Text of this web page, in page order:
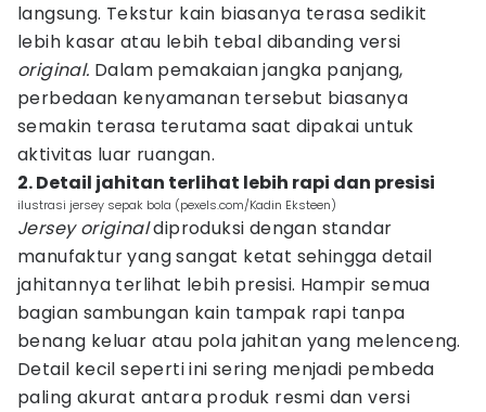
langsung. Tekstur kain biasanya terasa sedikit
lebih kasar atau lebih tebal dibanding versi
original. Dalam pemakaian jangka panjang,
perbedaan kenyamanan tersebut biasanya
semakin terasa terutama saat dipakai untuk
aktivitas luar ruangan.
2. Detail jahitan terlihat lebih rapi dan presisi
ilustrasi jersey sepak bola (pexels.com/Kadin Eksteen)
Jersey originaldiproduksi dengan standar
manufaktur yang sangat ketat sehingga detail
jahitannya terlihat lebih presisi. Hampir semua
bagian sambungan kain tampak rapi tanpa
benang keluar atau pola jahitan yang melenceng.
Detail kecil seperti ini sering menjadi pembeda
paling akurat antara produk resmi dan versi